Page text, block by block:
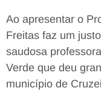
Ao apresentar o
Freitas faz um
saudosa
Verde que deu
município de